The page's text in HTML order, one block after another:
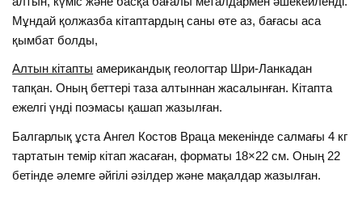
Мұндай қолжазба кітаптардың саны өте аз, бағасы аса
қымбат болды,
Алтын кітапты американдық геологтар Шри-Ланкадан
тапқан. Оның беттері таза алтыннан жасалынған. Кітапта
ежелгі үнді поэмасы қашап жазылған.
Балгарлық ұста Ангел Костов Враца мекенінде салмағы 4 кг
тартатын темір кітап жасаған, форматы 18×22 см. Оның 22
бетінде әлемге әйгілі әзілдер және мақалдар жазылған.